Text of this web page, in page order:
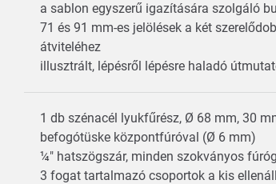
a sablon egyszerű igazítására szolgáló
71 és 91 mm-es jelölések a két
átviteléhez
illusztrált, lépésről lépésre haladó
1 db szénacél lyukfűrész, Ø 68 mm, 30
befogótüske központfúróval (Ø 6 mm)
¼" hatszögszár, minden szokványos
3 fogat tartalmazó csoportok a kis